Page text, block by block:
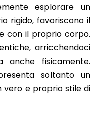
esplorare un
rigido, favoriscono il
con il proprio corpo.
arricchendoci
anche fisicamente.
soltanto un
vero e proprio stile di